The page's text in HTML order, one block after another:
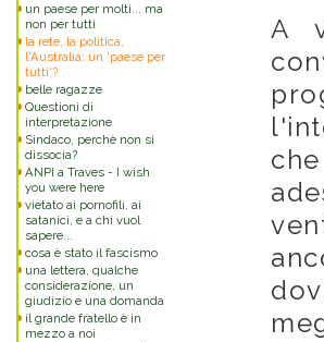
un paese per molti... ma
non per tutti
la rete, la politica,
l'Australia: un 'paese per
tutti'?
belle ragazze
Questioni di
interpretazione
Sindaco, perchè non si
dissocia?
ANPI a Traves - I wish
you were here
vietato ai pornofili, ai
satanici, e a chi vuol
sapere...
cosa è stato il fascismo
una lettera, qualche
considerazione, un
giudizio e una domanda
il grande fratello è in
mezzo a noi
A